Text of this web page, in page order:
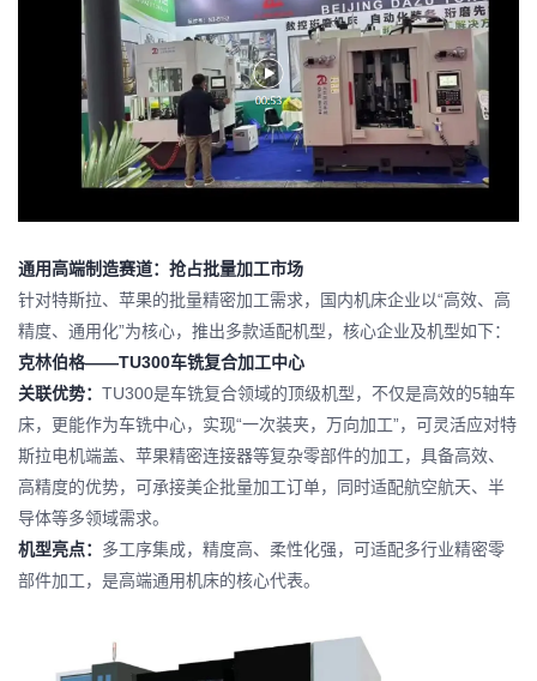
通用高端制造赛道：抢占批量加工市场
针对特斯拉、苹果的批量精密加工需求，国内机床企业以“高效、高
精度、通用化”为核心，推出多款适配机型，核心企业及机型如下：
克林伯格——TU300车铣复合加工中心
关联优势： TU300是车铣复合领域的顶级机型，不仅是高效的5轴车
床，更能作为车铣中心，实现“一次装夹，万向加工”，可灵活应对特
斯拉电机端盖、苹果精密连接器等复杂零部件的加工，具备高效、
高精度的优势，可承接美企批量加工订单，同时适配航空航天、半
导体等多领域需求。
机型亮点： 多工序集成，精度高、柔性化强，可适配多行业精密零
部件加工，是高端通用机床的核心代表。